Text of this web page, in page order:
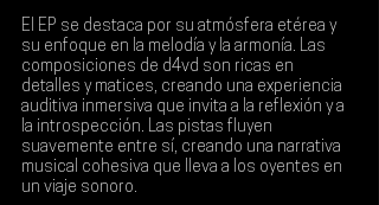
El EP se destaca por su atmósfera etérea y
su enfoque en la melodía y la armonía. Las
composiciones de d4vd son ricas en
detalles y matices, creando una experiencia
auditiva inmersiva que invita a la reflexión y a
la introspección. Las pistas fluyen
suavemente entre sí, creando una narrativa
musical cohesiva que lleva a los oyentes en
un viaje sonoro.